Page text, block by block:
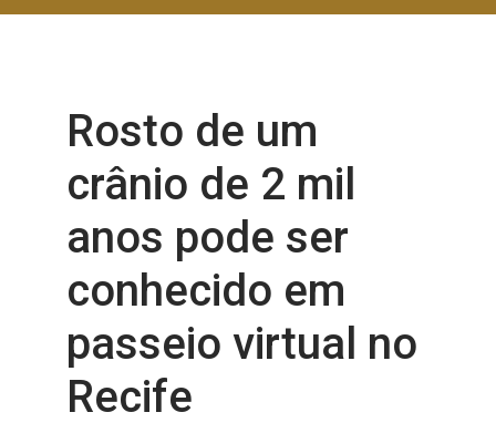
Rosto de um
crânio de 2 mil
anos pode ser
conhecido em
passeio virtual no
Recife